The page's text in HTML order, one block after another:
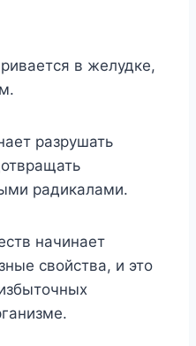
в желудке,
разрушать
радикалами.
начинает
свойства, и это